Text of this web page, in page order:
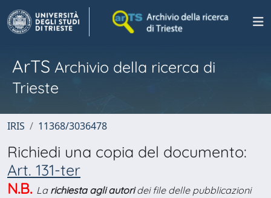
ArTS Archivio della ricerca di
Trieste
IRIS 11368/3036478
Richiedi una copia del documento:
Art. 131-ter
N.B. La richiesta agli autoridei file delle pubblicazioni